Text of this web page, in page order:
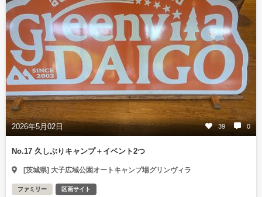
2026年5月02日 39 0
No.17 久しぶりキャンプ＋イベント2つ
[茨城県] 大子広域公園オートキャンプ場グリンヴィラ
ファミリー 区画サイト